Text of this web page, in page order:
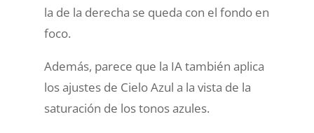
la de la derecha se queda con el fondo en
foco.
Además, parece que la IA también aplica
los ajustes de Cielo Azul a la vista de la
saturación de los tonos azules.